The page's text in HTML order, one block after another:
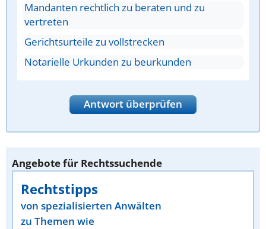
Mandanten rechtlich zu beraten und zu
vertreten
Gerichtsurteile zu vollstrecken
Notarielle Urkunden zu beurkunden
Antwort überprüfen
Angebote für Rechtssuchende
Rechtstipps
von spezialisierten Anwälten
zu Themen wie